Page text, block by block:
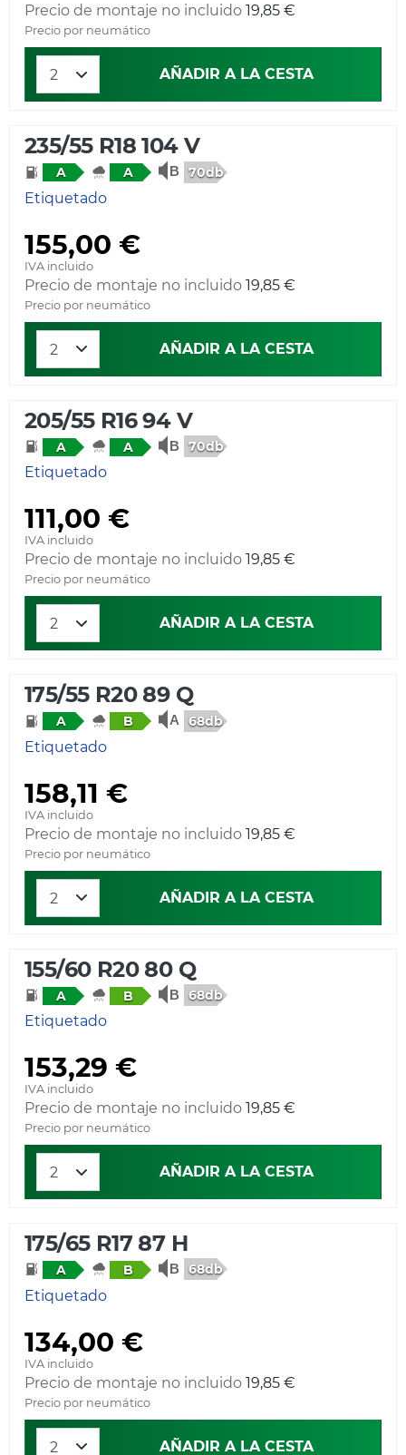
Precio de montaje no incluido 19,85 €
Precio por neumático
AÑADIR A LA CESTA
235/55 R18 104 V
A A 70db
Etiquetado
155,00 €
IVA incluido
Precio de montaje no incluido 19,85 €
Precio por neumático
AÑADIR A LA CESTA
205/55 R16 94 V
A A 70db
Etiquetado
111,00 €
IVA incluido
Precio de montaje no incluido 19,85 €
Precio por neumático
AÑADIR A LA CESTA
175/55 R20 89 Q
A B 68db
Etiquetado
158,11 €
IVA incluido
Precio de montaje no incluido 19,85 €
Precio por neumático
AÑADIR A LA CESTA
155/60 R20 80 Q
A B 68db
Etiquetado
153,29 €
IVA incluido
Precio de montaje no incluido 19,85 €
Precio por neumático
AÑADIR A LA CESTA
175/65 R17 87 H
A B 68db
Etiquetado
134,00 €
IVA incluido
Precio de montaje no incluido 19,85 €
Precio por neumático
AÑADIR A LA CESTA